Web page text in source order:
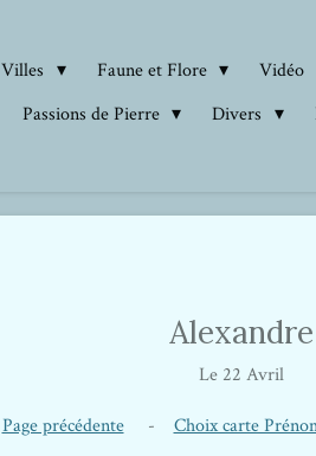
Villes Faune et Flore Vidéo
Passions de Pierre Divers
Alexandre
Le 22 Avril
Page précédente- Choix carte